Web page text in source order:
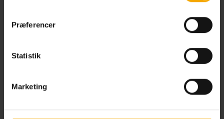
Præferencer
Statistik
Marketing